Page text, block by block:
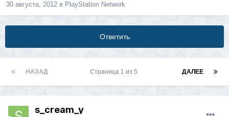
30 августа, 2012 в PlayStation Network
Ответить
НАЗАД ДАЛЕЕ
Страница 1 из 5
s_cream_y